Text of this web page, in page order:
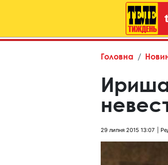
Головна
29 липня 2015 13:07